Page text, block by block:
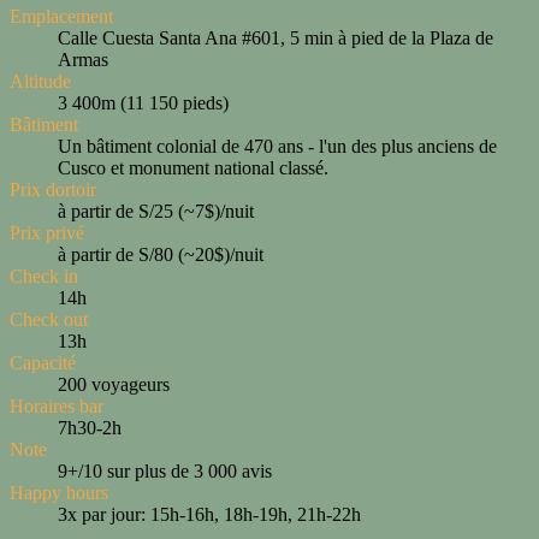
Emplacement
Calle Cuesta Santa Ana #601, 5 min à pied de la Plaza de
Armas
Altitude
3 400m (11 150 pieds)
Bâtiment
Un bâtiment colonial de 470 ans - l'un des plus anciens de
Cusco et monument national classé.
Prix dortoir
à partir de S/25 (~7$)/nuit
Prix privé
à partir de S/80 (~20$)/nuit
Check in
14h
Check out
13h
Capacité
200 voyageurs
Horaires bar
7h30-2h
Note
9+/10 sur plus de 3 000 avis
Happy hours
3x par jour: 15h-16h, 18h-19h, 21h-22h